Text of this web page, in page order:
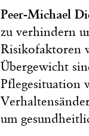
Peer-Michael
zu verhindern
Risikofaktoren
Übergewicht
Pflegesituation
um